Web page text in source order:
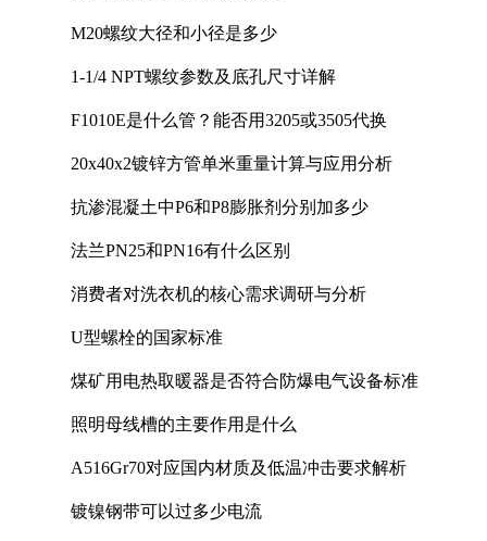
M20螺纹大径和小径是多少
1-1/4 NPT螺纹参数及底孔尺寸详解
F1010E是什么管？能否用3205或3505代换
20x40x2镀锌方管单米重量计算与应用分析
抗渗混凝土中P6和P8膨胀剂分别加多少
法兰PN25和PN16有什么区别
消费者对洗衣机的核心需求调研与分析
U型螺栓的国家标准
煤矿用电热取暖器是否符合防爆电气设备标准
照明母线槽的主要作用是什么
A516Gr70对应国内材质及低温冲击要求解析
镀镍钢带可以过多少电流